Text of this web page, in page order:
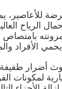
للأعاصير،
الرياح
بامتصاص
يحمي الأفراد
أضرار
لمكونات